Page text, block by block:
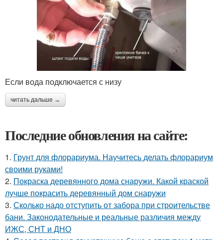
Если вода подключается с низу
читать дальше →
Последние обновления на сайте:
1. Грунт для флорариума. Научитесь делать флорариум
своими руками!
2. Покраска деревянного дома снаружи. Какой краской
лучше покрасить деревянный дом снаружи
3. Сколько надо отступить от забора при строительстве
бани. Законодательные и реальные различия между
ИЖС, СНТ и ДНО